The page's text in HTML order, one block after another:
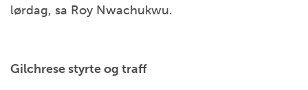
lørdag, sa Roy Nwachukwu.
Gilchrese styrte og traff